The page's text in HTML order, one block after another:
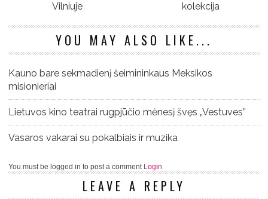
Vilniuje
kolekcija
YOU MAY ALSO LIKE...
Kauno bare sekmadienį šeimininkaus Meksikos
misionieriai
Lietuvos kino teatrai rugpjūčio mėnesį švęs „Vestuves”
Vasaros vakarai su pokalbiais ir muzika
You must be logged in to post a comment Login
LEAVE A REPLY